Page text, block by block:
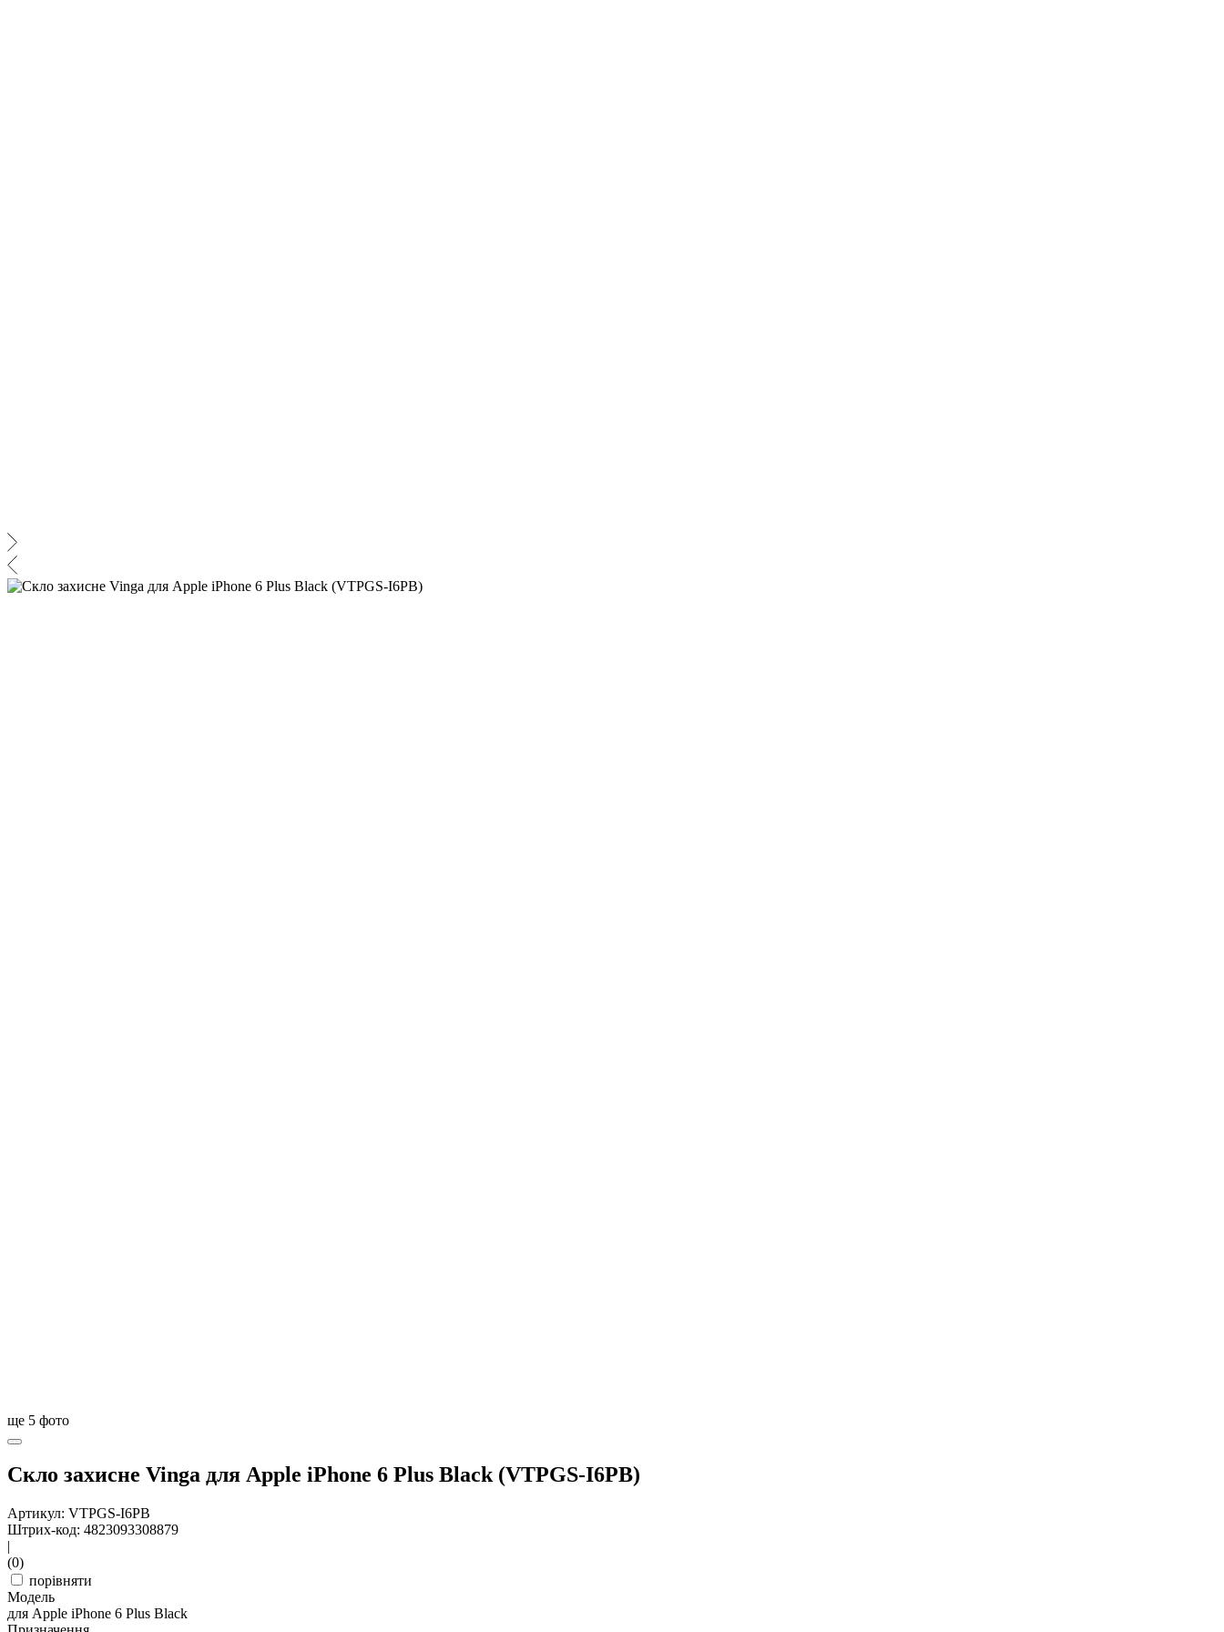
ще 5 фото
Скло захисне Vinga для Apple iPhone 6 Plus Black (VTPGS-I6PB)
Артикул: VTPGS-I6PB
Штрих-код: 4823093308879
|
(0)
порівняти
Модель
для Apple iPhone 6 Plus Black